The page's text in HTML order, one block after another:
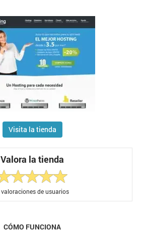
Visita la tienda
Valora la tienda
valoraciones de usuarios
CÓMO FUNCIONA